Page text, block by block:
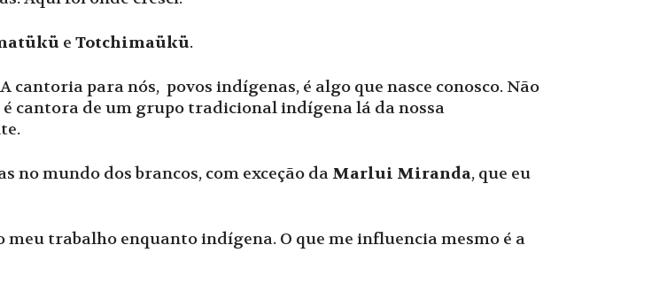
e Totchimaükü.
cantoria para nós, povos indígenas, é algo que nasce conosco. Não
cantora de um grupo tradicional indígena lá da nossa
mundo dos brancos, com exceção da Marlui Miranda, que eu
trabalho enquanto indígena. O que me influencia mesmo é a